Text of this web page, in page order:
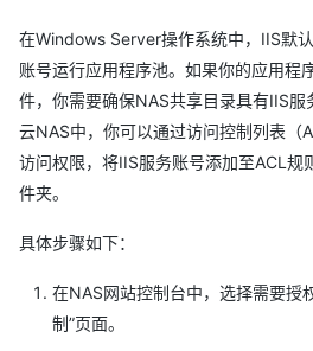
在Windows Server操作系统中，IIS默
账号运行应用程序池。如果你的应用程
件，你需要确保NAS共享目录具有IIS服
云NAS中，你可以通过访问控制列表（
访问权限，将IIS服务账号添加至ACL规
件夹。
具体步骤如下：
在NAS网站控制台中，选择需要授
制”页面。